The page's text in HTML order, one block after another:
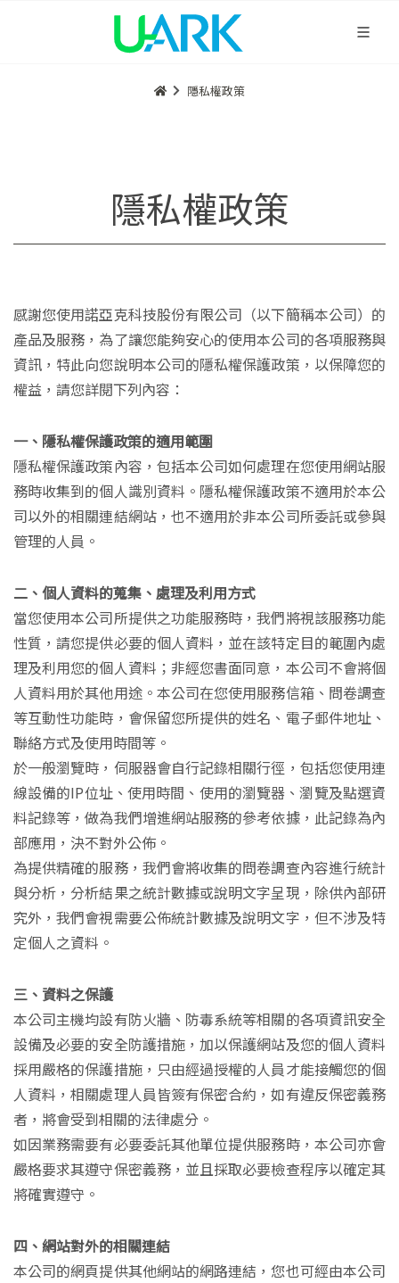
隱私權政策
隱私權政策
感謝您使用諾亞克科技股份有限公司（以下簡稱本公司）的
產品及服務，為了讓您能夠安心的使用本公司的各項服務與
資訊，特此向您說明本公司的隱私權保護政策，以保障您的
權益，請您詳閱下列內容：
一、隱私權保護政策的適用範圍
隱私權保護政策內容，包括本公司如何處理在您使用網站服
務時收集到的個人識別資料。隱私權保護政策不適用於本公
司以外的相關連結網站，也不適用於非本公司所委託或參與
管理的人員。
二、個人資料的蒐集、處理及利用方式
當您使用本公司所提供之功能服務時，我們將視該服務功能
性質，請您提供必要的個人資料，並在該特定目的範圍內處
理及利用您的個人資料；非經您書面同意，本公司不會將個
人資料用於其他用途。本公司在您使用服務信箱、問卷調查
等互動性功能時，會保留您所提供的姓名、電子郵件地址、
聯絡方式及使用時間等。
於一般瀏覽時，伺服器會自行記錄相關行徑，包括您使用連
線設備的IP位址、使用時間、使用的瀏覽器、瀏覽及點選資
料記錄等，做為我們增進網站服務的參考依據，此記錄為內
部應用，決不對外公佈。
為提供精確的服務，我們會將收集的問卷調查內容進行統計
與分析，分析結果之統計數據或說明文字呈現，除供內部研
究外，我們會視需要公佈統計數據及說明文字，但不涉及特
定個人之資料。
三、資料之保護
本公司主機均設有防火牆、防毒系統等相關的各項資訊安全
設備及必要的安全防護措施，加以保護網站及您的個人資料
採用嚴格的保護措施，只由經過授權的人員才能接觸您的個
人資料，相關處理人員皆簽有保密合約，如有違反保密義務
者，將會受到相關的法律處分。
如因業務需要有必要委託其他單位提供服務時，本公司亦會
嚴格要求其遵守保密義務，並且採取必要檢查程序以確定其
將確實遵守。
四、網站對外的相關連結
本公司的網頁提供其他網站的網路連結，您也可經由本公司